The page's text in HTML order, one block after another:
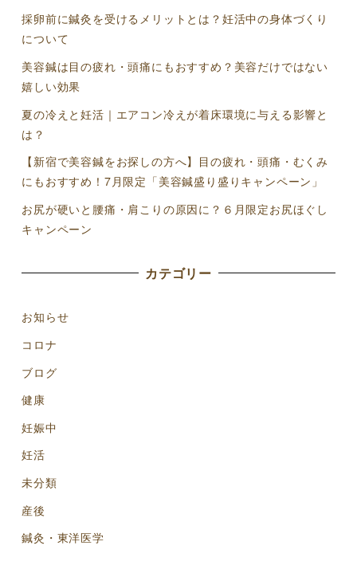
ペ
ー
ジ
送
り
採卵前に鍼灸を受けるメリットとは？妊活中の身体づくり
について
美容鍼は目の疲れ・頭痛にもおすすめ？美容だけではない
嬉しい効果
夏の冷えと妊活｜エアコン冷えが着床環境に与える影響と
は？
【新宿で美容鍼をお探しの方へ】目の疲れ・頭痛・むくみ
にもおすすめ！7月限定「美容鍼盛り盛りキャンペーン」
お尻が硬いと腰痛・肩こりの原因に？６月限定お尻ほぐし
キャンペーン
カテゴリー
お知らせ
コロナ
ブログ
健康
妊娠中
妊活
未分類
産後
鍼灸・東洋医学